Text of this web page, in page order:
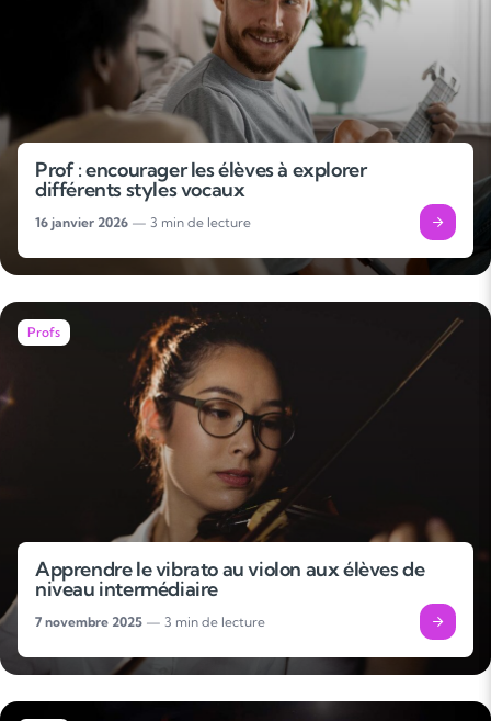
Prof : encourager les élèves à explorer
différents styles vocaux
16 janvier 2026 — 3 min de lecture
Profs
Apprendre le vibrato au violon aux élèves de
niveau intermédiaire
7 novembre 2025 — 3 min de lecture